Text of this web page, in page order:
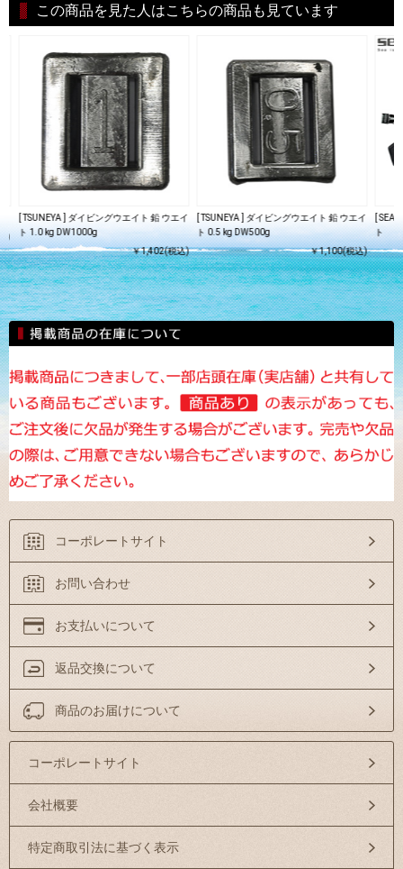
この商品を見た人はこちらの商品も見ています
)
[ TSUNEYA ] ダイビングウエイト 鉛 ウエイ
ト 1.0 kg DW1000g
￥1,402(税込)
[ TSUNEYA ] ダイビングウエイト 鉛 ウエイ
ト 0.5 kg DW500g
￥1,100(税込)
[
ト
コーポレートサイト
お問い合わせ
お支払いについて
返品交換について
商品のお届けについて
コーポレートサイト
会社概要
特定商取引法に基づく表示